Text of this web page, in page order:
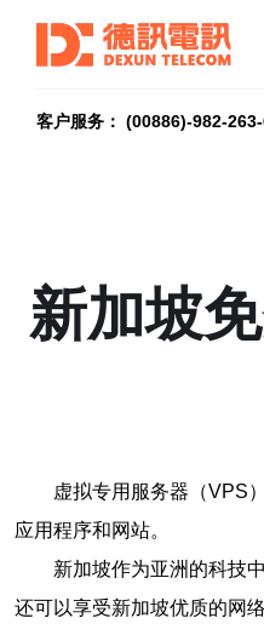
客户服务： (00886)-982-
新加坡
虚拟专用服务器（VPS
应用程序和网站。
新加坡作为亚洲的科技
还可以享受新加坡优质的网络